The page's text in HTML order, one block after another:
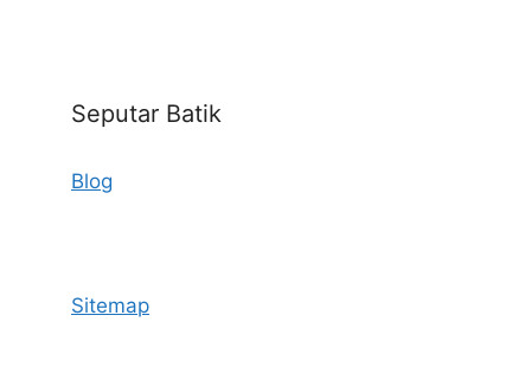
Seputar Batik
Blog
Sitemap